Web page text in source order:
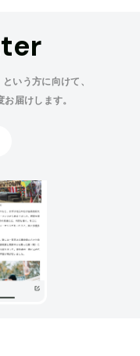
いう方に向けて、
届けします。